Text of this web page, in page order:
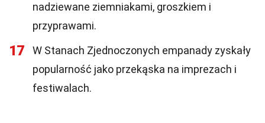
nadziewane ziemniakami, groszkiem i
przyprawami.
17
W Stanach Zjednoczonych empanady zyskały
popularność jako przekąska na imprezach i
festiwalach.